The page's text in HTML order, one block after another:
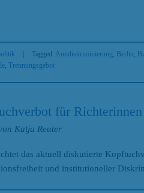
Tagged: Antidiskriminierung, Berlin,
, Trennungsgebot
für Richterinnen
Katja Reuter
das aktuell diskutierte
und institutioneller